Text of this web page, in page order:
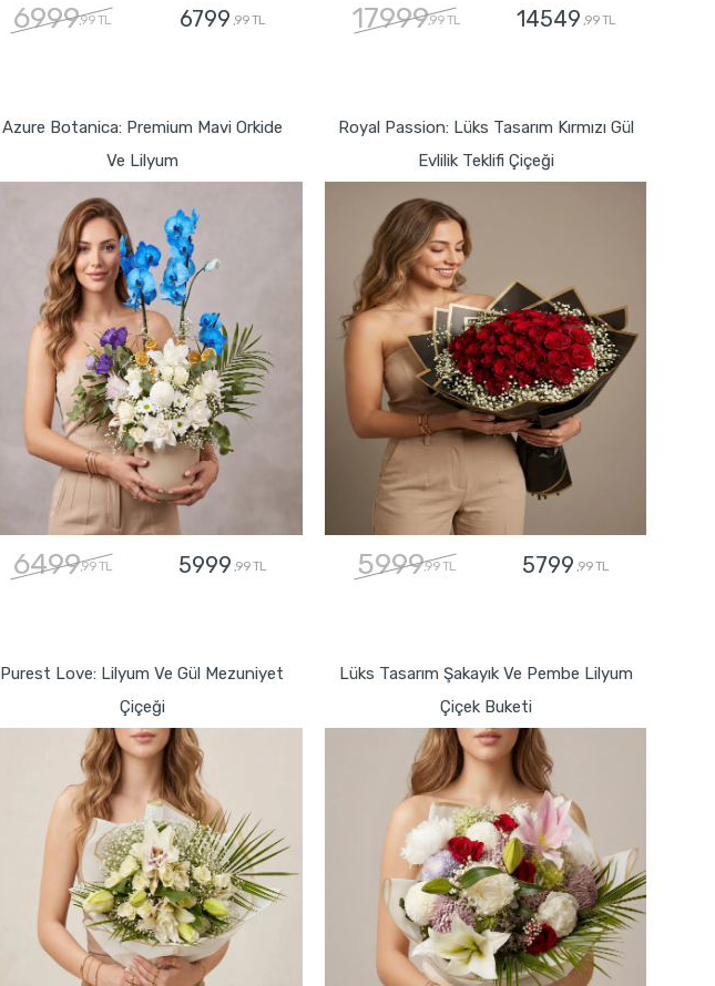
6999,99 TL 6799 ,99 TL 17999,99 TL 14549 ,99 TL
Azure Botanica: Premium Mavi Orkide
Ve Lilyum
6499,99 TL 5999 ,99 TL
Royal Passion: Lüks Tasarım Kırmızı Gül
Evlilik Teklifi Çiçeği
5999,99 TL 5799 ,99 TL
Purest Love: Lilyum Ve Gül Mezuniyet
Çiçeği
Lüks Tasarım Şakayık Ve Pembe Lilyum
Çiçek Buketi